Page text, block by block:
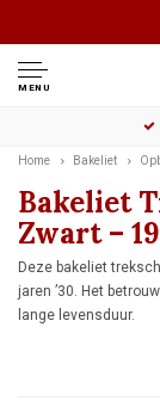
MENU
Home Bakeliet
Bakeliet
Zwart –
Deze bakeliet
jaren ’30. Het
lange levensduur.